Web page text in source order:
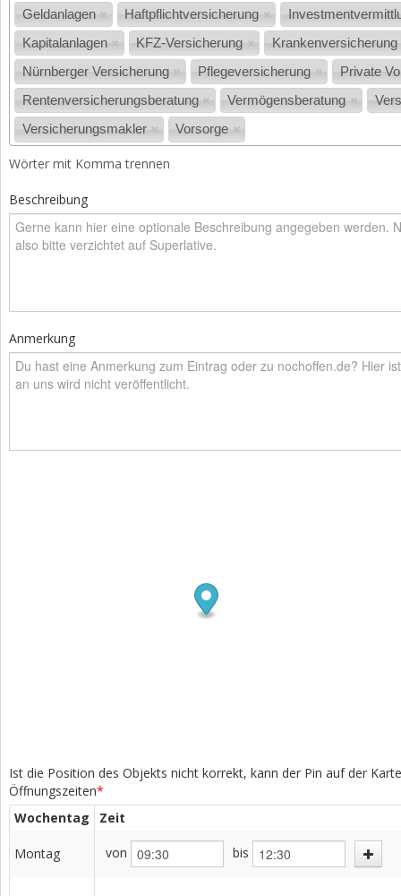
Geldanlagen
Haftpflichtversicherung
Kapitalanlagen
KFZ-Versicherung
Krankenversicherung
Nürnberger Versicherung
Pflegeversicherung
Private
Rentenversicherungsberatung
Vermögensberatung
Versicherungsmakler
Vorsorge
Wörter mit Komma trennen
Beschreibung
Anmerkung
Ist die Position des Objekts nicht korrekt, kann der Pin auf der
Öffnungszeiten*
Wochentag
Zeit
Montag von bis